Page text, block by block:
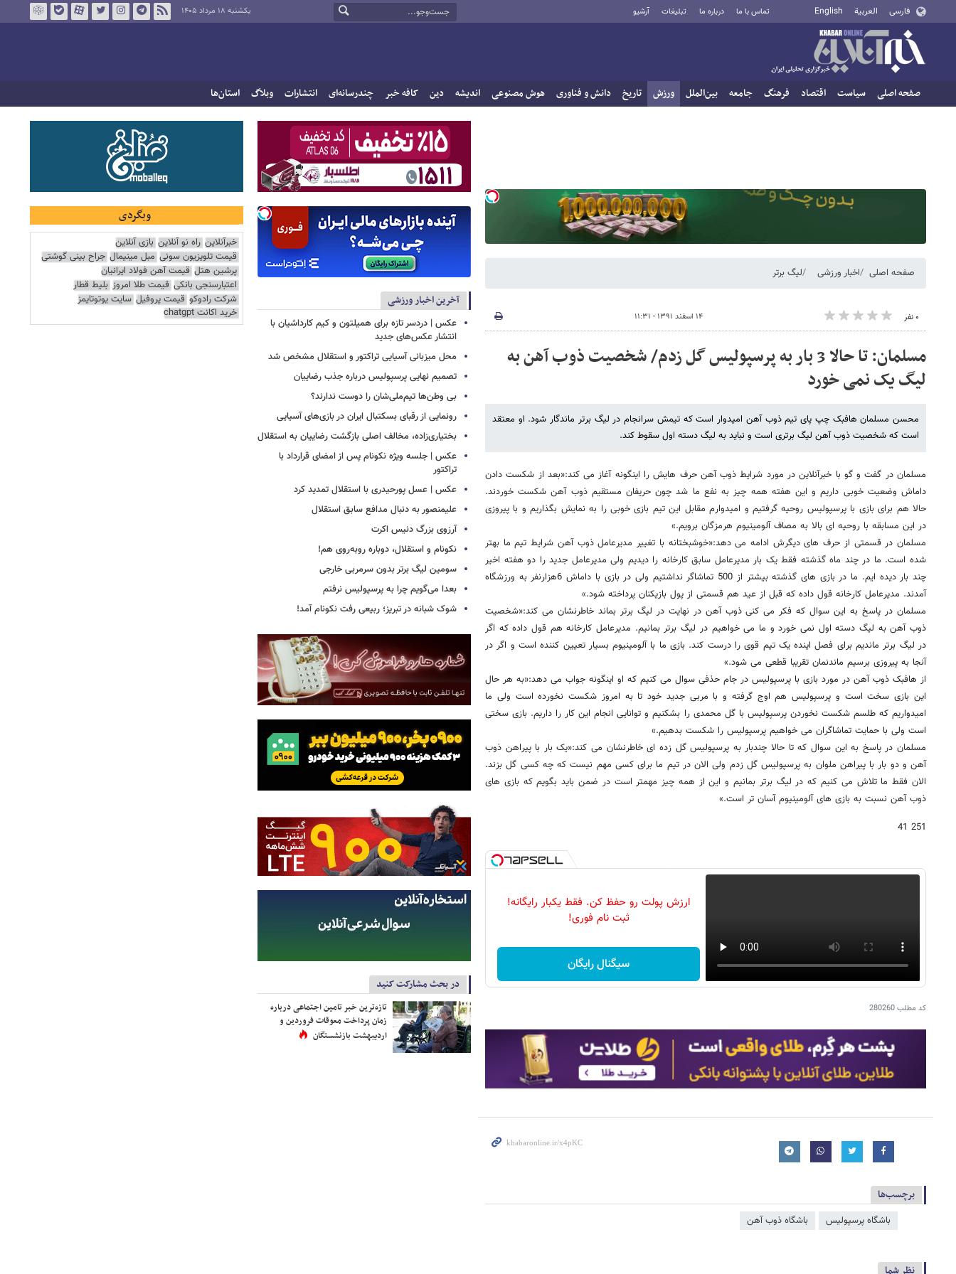
فارسی العربية English تماس با ما درباره ما تبلیغات آرشیو یکشنبه ۱۸ مرداد ۱۴۰۵
صفحه اصلی سیاست اقتصاد فرهنگ جامعه بین‌الملل ورزش تاریخ دانش و فناوری هوش مصنوعی اندیشه دین کافه خبر چندرسانه‌ای انتشارات وبلاگ استان‌ها
صفحه اصلی اخبار ورزشی لیگ برتر
۰ نفر ۱۴ اسفند ۱۳۹۱ - ۱۱:۳۱
مسلمان: تا حالا 3 بار به پرسپولیس گل زدم/ شخصیت ذوب آهن به
لیگ یک نمی خورد
محسن مسلمان هافبک چپ پای تیم ذوب آهن امیدوار است که تیمش سرانجام در لیگ برتر ماندگار شود. او معتقد
است که شخصیت ذوب آهن لیگ برتری است و نباید به لیگ دسته اول سقوط کند.
مسلمان در گفت و گو با خبرآنلاین در مورد شرایط ذوب آهن حرف هایش را اینگونه آغاز می کند:«بعد از شکست دادن
داماش وضعیت خوبی داریم و این هفته همه چیز به نفع ما شد چون حریفان مستقیم ذوب آهن شکست خوردند.
حالا هم برای بازی با پرسپولیس روحیه گرفتیم و امیدوارم مقابل این تیم بازی خوبی را به نمایش بگذاریم و با پیروزی
در این مسابقه با روحیه ای بالا به مصاف آلومینیوم هرمزگان برویم.»
مسلمان در قسمتی از حرف های دیگرش ادامه می دهد:«خوشبختانه با تغییر مدیرعامل ذوب آهن شرایط تیم ما بهتر
شده است. ما در چند ماه گذشته فقط یک بار مدیرعامل سابق کارخانه را دیدیم ولی مدیرعامل جدید را دو هفته اخیر
چند بار دیده ایم. ما در بازی های گذشته بیشتر از 500 تماشاگر نداشتیم ولی در بازی با داماش 6هزارنفر به ورزشگاه
آمدند. مدیرعامل کارخانه قول داده که قبل از عید هم قسمتی از پول بازیکنان پرداخته شود.»
مسلمان در پاسخ به این سوال که فکر می کنی ذوب آهن در نهایت در لیگ برتر بماند خاطرنشان می کند:«شخصیت
ذوب آهن به لیگ دسته اول نمی خورد و ما می خواهیم در لیگ برتر بمانیم. مدیرعامل کارخانه هم قول داده که اگر
در لیگ برتر ماندیم برای فصل اینده یک تیم قوی را درست کند. بازی ما با آلومینیوم بسیار تعیین کننده است و اگر در
آنجا به پیروزی برسیم ماندنمان تقریبا قطعی می شود.»
از هافبک ذوب آهن در مورد بازی با پرسپولیس در جام حذفی سوال می کنیم که او اینگونه جواب می دهد:«به هر حال
این بازی سخت است و پرسپولیس هم اوج گرفته و با مربی جدید خود تا به امروز شکست نخورده است ولی ما
امیدواریم که طلسم شکست نخوردن پرسپولیس با گل محمدی را بشکنیم و توانایی انجام این کار را داریم. بازی سختی
است ولی با حمایت تماشاگران می خواهیم پرسپولیس را شکست بدهیم.»
مسلمان در پاسخ به این سوال که تا حالا چندبار به پرسپولیس گل زده ای خاطرنشان می کند:«یک بار با پیراهن ذوب
آهن و دو بار با پیراهن ملوان به پرسپولیس گل زدم ولی الان در تیم ما برای کسی مهم نیست که چه کسی گل بزند.
الان فقط ما تلاش می کنیم که در لیگ برتر بمانیم و این از همه چیز مهمتر است در ضمن باید بگویم که بازی های
ذوب آهن نسبت به بازی های آلومینیوم آسان تر است.»
251 41
ارزش پولت رو حفظ کن. فقط یکبار رایگانه!
ثبت نام فوری!
سیگنال رایگان
کد مطلب280260
برچسب‌ها
باشگاه پرسپولیس باشگاه ذوب آهن
نظر شما
آخرین اخبار ورزشی
عکس | دردسر تازه برای همیلتون و کیم کارداشیان با
انتشار عکس‌های جدید
محل میزبانی آسیایی تراکتور و استقلال مشخص شد
تصمیم نهایی پرسپولیس درباره جذب رضاییان
بی وطن‌ها تیم‌ملی‌شان را دوست ندارند؟
رونمایی از رقبای بسکتبال ایران در بازی‌های آسیایی
بختیاری‌زاده، مخالف اصلی بازگشت رضاییان به استقلال
عکس | جلسه ویژه نکونام پس از امضای قرارداد با
تراکتور
عکس | عسل پورحیدری با استقلال تمدید کرد
علیمنصور به دنبال مدافع سابق استقلال
آرزوی بزرگ دنیس اکرت
نکونام و استقلال، دوباره روبه‌روی هم!
سومین لیگ برتر بدون سرمربی خارجی
بعدا می‌گویم چرا به پرسپولیس نرفتم
شوک شبانه در تبریز؛ ربیعی رفت نکونام آمد!
در بحث مشارکت کنید
تازه‌ترین خبر تامین اجتماعی درباره
زمان پرداخت معوقات فروردین و
اردیبهشت بازنشستگان
وبگردی
خبرآنلاین راه نو آنلاین بازی آنلاین
قیمت تلویزیون سونی مبل مینیمال جراح بینی گوشتی
پرشین هتل قیمت آهن فولاد ایرانیان
اعتبارسنجی بانکی قیمت طلا امروز بلیط قطار
شرکت رادوکو قیمت پروفیل سایت یوتوتایمز
خرید اکانت chatgpt